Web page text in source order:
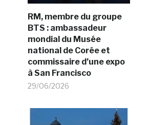
RM, membre du groupe
BTS : ambassadeur
mondial du Musée
national de Corée et
commissaire d’une expo
à San Francisco
29/06/2026